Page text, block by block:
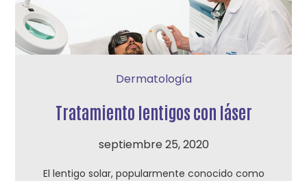
Dermatología
Tratamiento lentigos con láser
septiembre 25, 2020
El lentigo solar, popularmente conocido como